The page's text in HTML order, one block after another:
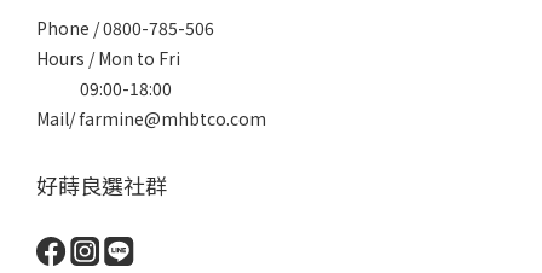
Phone / 0800-785-506
Hours / Mon to Fri
09:00-18:00
Mail/ farmine@mhbtco.com
好蒔良選社群